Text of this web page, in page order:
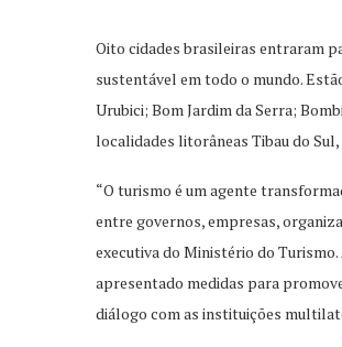
Oito cidades brasileiras entraram
sustentável em todo o mundo.
Urubici; Bom Jardim da Serra;
localidades litorâneas Tibau do
“O turismo é um agente
entre governos, empresas,
executiva do Ministério do
apresentado medidas para
diálogo com as instituições